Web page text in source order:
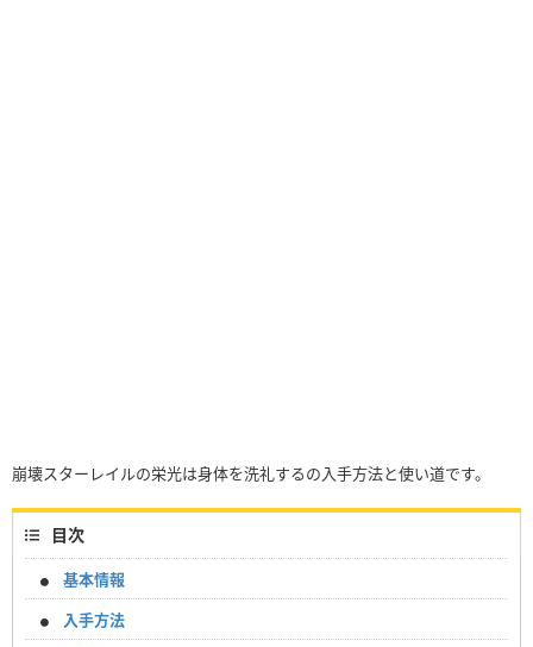
崩壊スターレイルの栄光は身体を洗礼するの入手方法と使い道です。
目次
基本情報
入手方法